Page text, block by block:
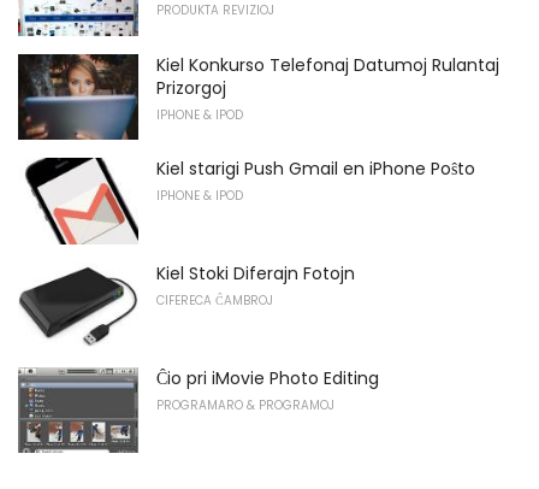
PRODUKTA REVIZIOJ
Kiel Konkurso Telefonaj Datumoj Rulantaj
Prizorgoj
IPHONE & IPOD
Kiel starigi Push Gmail en iPhone Poŝto
IPHONE & IPOD
Kiel Stoki Diferajn Fotojn
CIFERECA ĈAMBROJ
Ĉio pri iMovie Photo Editing
PROGRAMARO & PROGRAMOJ